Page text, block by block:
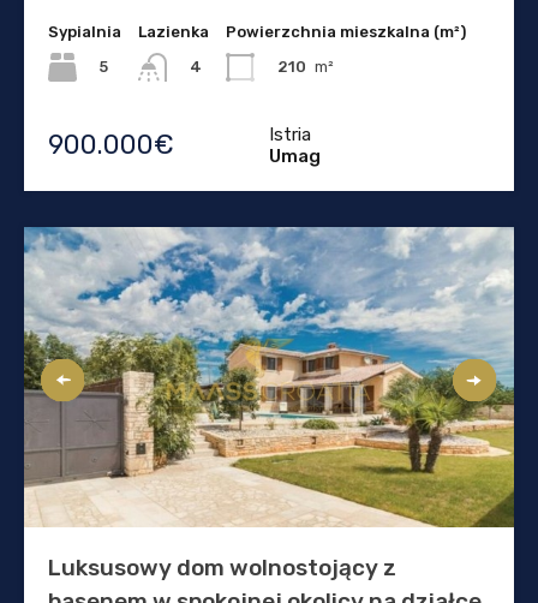
Sypialnia
5
Lazienka
4
Powierzchnia mieszkalna (m²)
210 m²
900.000€
Istria
Umag
Luksusowy dom wolnostojący z